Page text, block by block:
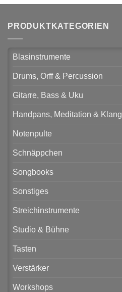
PRODUKTKATEGORIEN
Blasinstrumente
Drums, Orff & Percussion
Gitarre, Bass & Uku
Handpans, Meditation & Klang
Notenpulte
Schnäppchen
Songbooks
Sonstiges
Streichinstrumente
Studio & Bühne
Tasten
Verstärker
Workshops